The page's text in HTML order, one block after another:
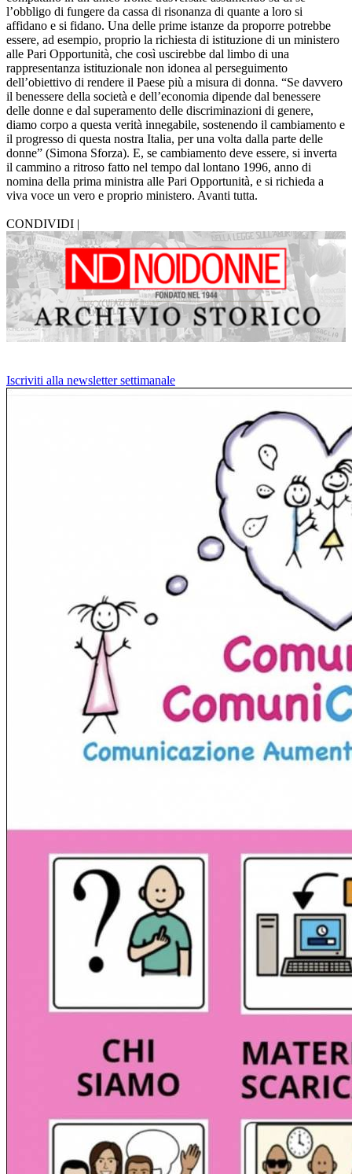
l’obbligo di fungere da cassa di risonanza di quante a loro si
affidano e si fidano. Una delle prime istanze da proporre potrebbe
essere, ad esempio, proprio la richiesta di istituzione di un ministero
alle Pari Opportunità, che così uscirebbe dal limbo di una
rappresentanza istituzionale non idonea al perseguimento
dell’obiettivo di rendere il Paese più a misura di donna. “Se davvero
il benessere della società e dell’economia dipende dal benessere
delle donne e dal superamento delle discriminazioni di genere,
diamo corpo a questa verità innegabile, sostenendo il cambiamento e
il progresso di questa nostra Italia, per una volta dalla parte delle
donne” (Simona Sforza). E, se cambiamento deve essere, si inverta
il cammino a ritroso fatto nel tempo dal lontano 1996, anno di
nomina della prima ministra alle Pari Opportunità, e si richieda a
viva voce un vero e proprio ministero. Avanti tutta.
CONDIVIDI |
Iscriviti alla newsletter settimanale